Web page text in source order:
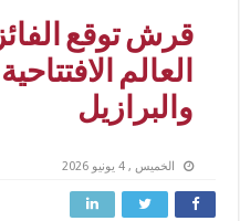
قرش توقع
العالم
والبرازيل
الخميس , 4 يونيو 2026